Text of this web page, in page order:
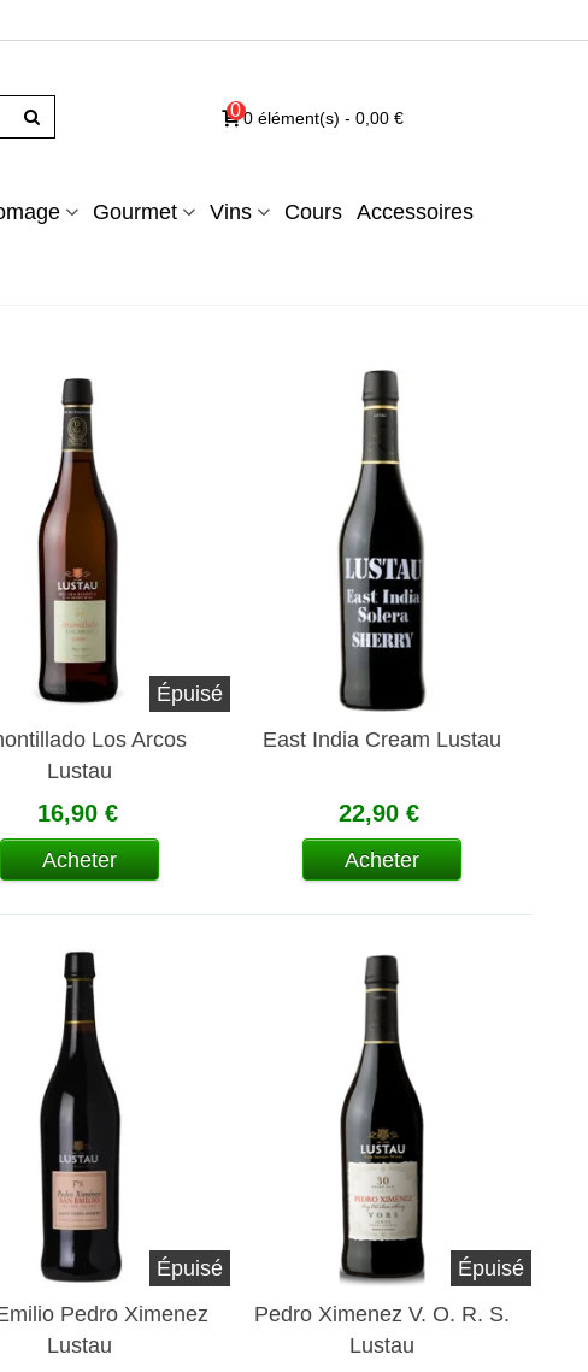
00 élément(s) - 0,00 €
Gourmet Vins Cours Accessoires
Épuisé
Los Arcos
Lustau
16,90 €
Acheter
East India Cream Lustau
22,90 €
Acheter
Épuisé
Pedro Ximenez
Lustau
Épuisé
Pedro Ximenez V. O. R. S.
Lustau